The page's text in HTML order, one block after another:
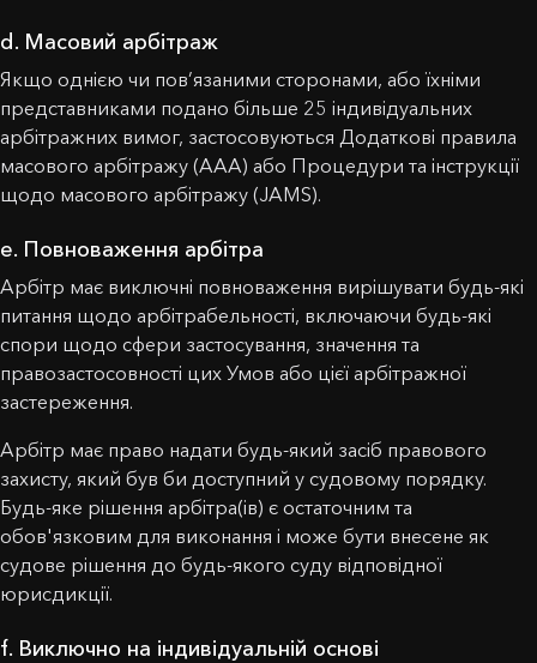
d. Масовий арбітраж
Якщо однією чи пов’язаними сторонами, або їхніми
представниками подано більше 25 індивідуальних
арбітражних вимог, застосовуються Додаткові правила
масового арбітражу (AAA) або Процедури та інструкції
щодо масового арбітражу (JAMS).
e. Повноваження арбітра
Арбітр має виключні повноваження вирішувати будь-які
питання щодо арбітрабельності, включаючи будь-які
спори щодо сфери застосування, значення та
правозастосовності цих Умов або цієї арбітражної
застереження.
Арбітр має право надати будь-який засіб правового
захисту, який був би доступний у судовому порядку.
Будь-яке рішення арбітра(ів) є остаточним та
обов'язковим для виконання і може бути внесене як
судове рішення до будь-якого суду відповідної
юрисдикції.
f. Виключно на індивідуальній основі